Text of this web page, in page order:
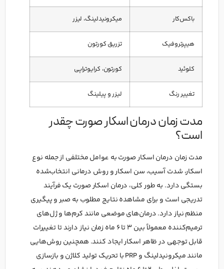
باکس‌کار میکرونیدلینگ، لیزر
هیپرتروفیک تزریق کورتون
کلوئید کورتون، کرایوتراپی
تغییر رنگ لیزر و پیلینگ
مدت زمان درمان اسکار صورت چقدر
است؟
مدت زمان درمان اسکار صورت به عوامل مختلفی از جمله نوع
اسکار، شدت آسیب، سن اسکار و روش درمانی انتخاب‌شده
بستگی دارد. به طور کلی، درمان اسکار صورت یک فرآیند
تدریجی است و برای مشاهده نتایج مطلوب به صبر و پیگیری
منظم نیاز دارد. درمان‌های موضعی مانند کرم‌ها و ژل‌های
ترمیم‌کننده معمولاً بین ۳ تا ۶ ماه زمان نیاز دارند تا تغییرات
قابل توجهی در ظاهر اسکار ایجاد کنند. همچنین روش‌هایی
مانند میکرونیدلینگ و PRP با تحریک تولید کلاژن و بازسازی